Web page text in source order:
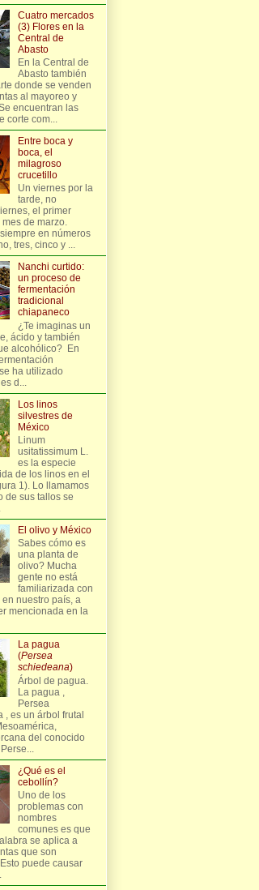
Cuatro mercados
(3) Flores en la
Central de
Abasto
En la Central de
Abasto también
donde se venden
al mayoreo y
encuentran las
corte com...
Entre boca y
boca, el
milagroso
crucetillo
Un viernes por la
tarde, no
el primer
de marzo.
en números
tres, cinco y ...
Nanchi curtido:
un proceso de
fermentación
tradicional
chiapaneco
¿Te imaginas un
ácido y también
alcohólico? En
ha utilizado
d...
Los linos
silvestres de
México
Linum
usitatissimum L.
es la especie
de los linos en el
1). Lo llamamos
de sus tallos se
El olivo y México
Sabes cómo es
una planta de
olivo? Mucha
gente no está
familiarizada con
nuestro país, a
mencionada en la
La pagua
(Persea
schiedeana)
Árbol de pagua.
La pagua ,
Persea
, es un árbol frutal
del conocido
¿Qué es el
cebollín?
Uno de los
problemas con
nombres
comunes es que
se aplica a
que son
puede causar